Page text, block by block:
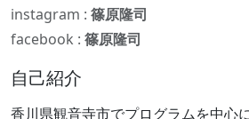
instagram : 篠原隆司
facebook : 篠原隆司
自己紹介
香川県観音寺市でプログラムを中心